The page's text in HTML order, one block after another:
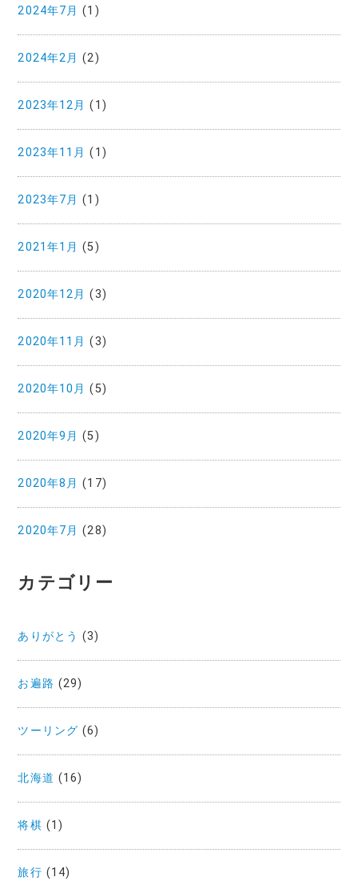
2024年7月 (1)
2024年2月 (2)
2023年12月 (1)
2023年11月 (1)
2023年7月 (1)
2021年1月 (5)
2020年12月 (3)
2020年11月 (3)
2020年10月 (5)
2020年9月 (5)
2020年8月 (17)
2020年7月 (28)
カテゴリー
ありがとう (3)
お遍路 (29)
ツーリング (6)
北海道 (16)
将棋 (1)
旅行 (14)